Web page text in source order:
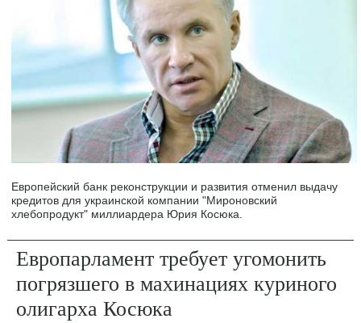
Европейский банк реконструкции и развития отменил выдачу
кредитов для украинской компании "Мироновский
хлебопродукт" миллиардера Юрия Косюка.
Европарламент требует угомонить
погрязшего в махинациях куриного
олигарха Косюка